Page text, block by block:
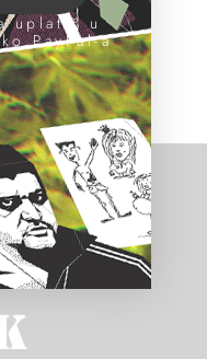
uplatiš u
PayPal-a